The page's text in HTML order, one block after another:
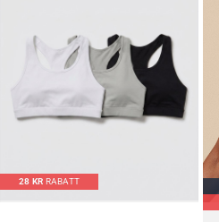
28 KR RABATT